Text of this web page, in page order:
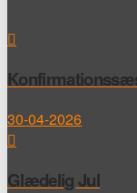
30-04-2026
Glædelig Jul